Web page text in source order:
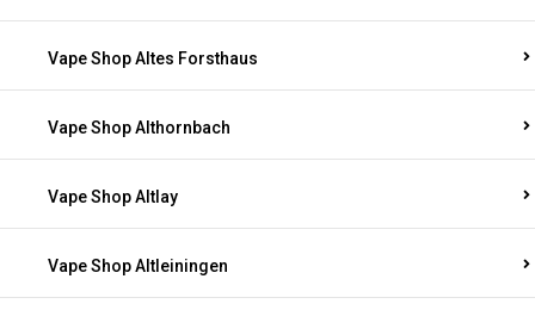
Vape Shop Altes Forsthaus
Vape Shop Althornbach
Vape Shop Altlay
Vape Shop Altleiningen